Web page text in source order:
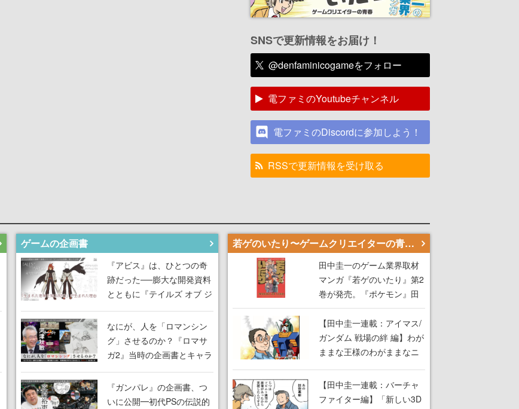
SNSで更新情報をお届け！
@denfaminicogameをフォロー
電ファミのYoutubeチャンネル
電ファミのDiscordに参加しよう！
RSSで更新情報を受け取る
ゲームの企画書
『アビス』は、ひとつの奇
跡だった──膨大な開発資料
とともに『テイルズ オブ ジ
アビス』開発陣に聞く、
「生まれた意味を知る
RPG」が生まれた理由【ゲ
ームの企画書】
なにが、人を「ロマンシン
グ」させるのか？『ロマサ
ガ2』当時の企画書とキャラ
設定画から迫る、河津秋敏
がRPGに生み出した「ロマ
ン」の正体とは【ゲームの
『ガンパレ』の企画書、つ
いに公開━初代PSの伝説的
若ゲのいたり〜ゲームクリエイターの青春〜
田中圭一のゲーム業界取材
マンガ『若ゲのいたり』第2
巻が発売。『ポケモン』田
尻智さん、『ゼビウス』遠
藤雅伸さんらの貴重なエピ
ソードを収録
【田中圭一連載：アイマス/
ガンダム 戦場の絆 編】わが
ままな王様のわがままなニ
朗が貫く姿勢に、ゲームク
リエイターとしての矜持を
【田中圭一連載：バーチャ
ファイター編】「新しい3D